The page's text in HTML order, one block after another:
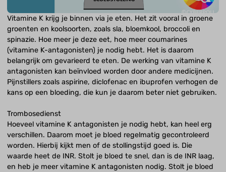
Vitamine K krijg je binnen via je eten. Het zit vooral in groene
groenten en koolsoorten, zoals sla, bloemkool, broccoli en
spinazie. Hoe meer je deze eet, hoe meer coumarines
(vitamine K-antagonisten) je nodig hebt. Het is daarom
belangrijk om gevarieerd te eten. De werking van vitamine K
antagonisten kan beïnvloed worden door andere medicijnen.
Pijnstillers zoals aspirine, diclofenac en ibuprofen verhogen de
kans op een bloeding, die kun je daarom beter niet gebruiken.
Trombosedienst
Hoeveel vitamine K antagonisten je nodig hebt, kan heel erg
verschillen. Daarom moet je bloed regelmatig gecontroleerd
worden. Hierbij kijkt men of de stollingstijd goed is. Die
waarde heet de INR. Stolt je bloed te snel, dan is de INR laag,
en heb je meer vitamine K antagonisten nodig. Stolt je bloed